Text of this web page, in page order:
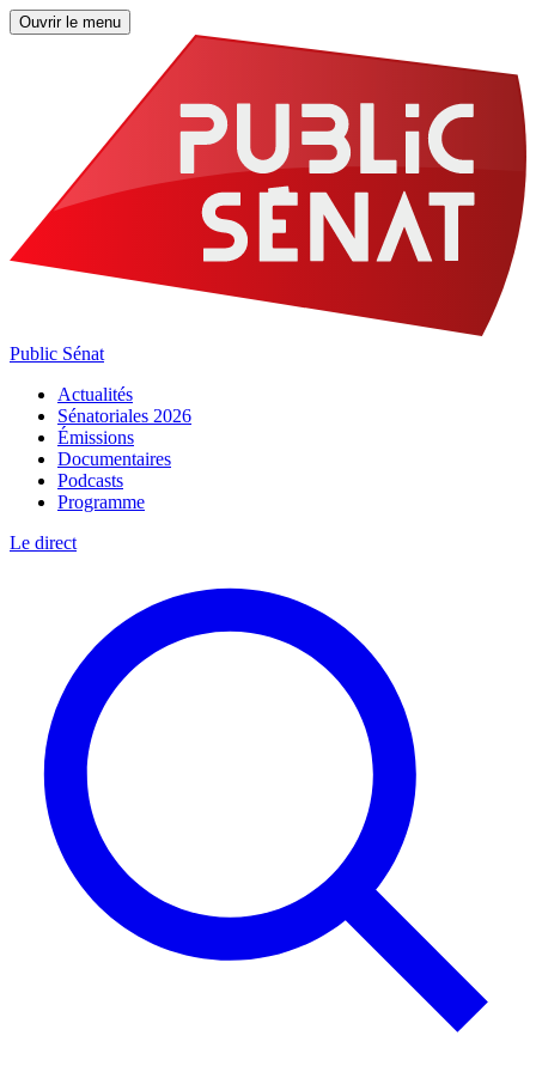
Ouvrir le menu
Public Sénat
Actualités
Sénatoriales 2026
Émissions
Documentaires
Podcasts
Programme
Le direct